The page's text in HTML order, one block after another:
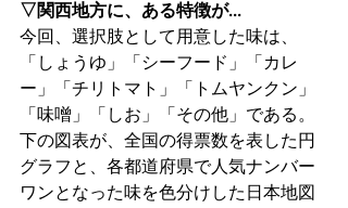
▽関西地方に、ある特徴が...
今回、選択肢として用意した味は、
「しょうゆ」「シーフード」「カレ
ー」「チリトマト」「トムヤンクン」
「味噌」「しお」「その他」である。
下の図表が、全国の得票数を表した円
グラフと、各都道府県で人気ナンバー
ワンとなった味を色分けした日本地図